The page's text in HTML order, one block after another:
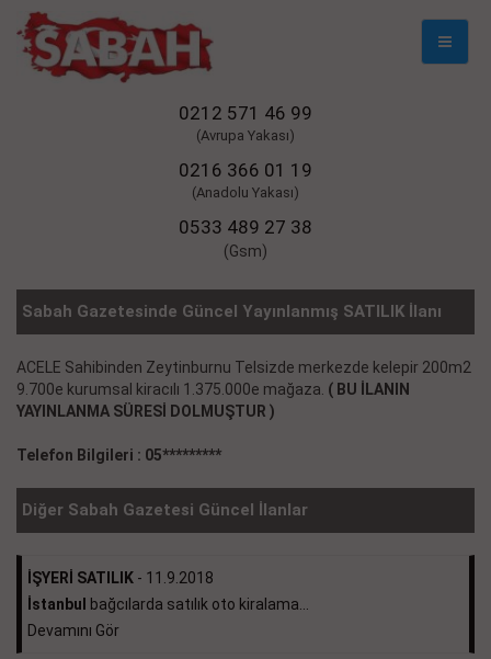
Mobil
0212 571 46 99
(Avrupa Yakası)
0216 366 01 19
(Anadolu Yakası)
0533 489 27 38
(Gsm)
Sabah Gazetesinde Güncel Yayınlanmış SATILIK İlanı
ACELE Sahibinden Zeytinburnu Telsizde merkezde kelepir 200m2
9.700e kurumsal kiracılı 1.375.000e mağaza. ( BU İLANIN
YAYINLANMA SÜRESİ DOLMUŞTUR )
Telefon Bilgileri : 05*********
Diğer Sabah Gazetesi Güncel İlanlar
İŞYERİ SATILIK - 11.9.2018
İstanbul
bağcılarda satılık oto kiralama...
Devamını Gör